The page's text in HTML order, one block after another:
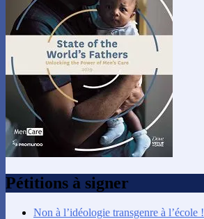
Pétitions à signer
Non à l’idéologie transgenre à l’école !